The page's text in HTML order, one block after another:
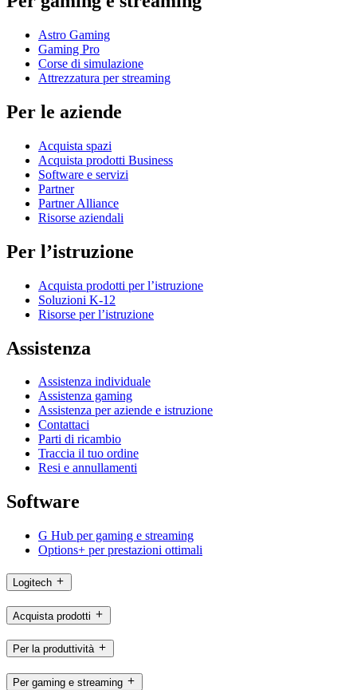
Astro Gaming
Gaming Pro
Corse di simulazione
Attrezzatura per streaming
Per le aziende
Acquista spazi
Acquista prodotti Business
Software e servizi
Partner
Partner Alliance
Risorse aziendali
Per l’istruzione
Acquista prodotti per l’istruzione
Soluzioni K-12
Risorse per l’istruzione
Assistenza
Assistenza individuale
Assistenza gaming
Assistenza per aziende e istruzione
Contattaci
Parti di ricambio
Traccia il tuo ordine
Resi e annullamenti
Software
G Hub per gaming e streaming
Options+ per prestazioni ottimali
Logitech
Acquista prodotti
Per la produttività
Per gaming e streaming